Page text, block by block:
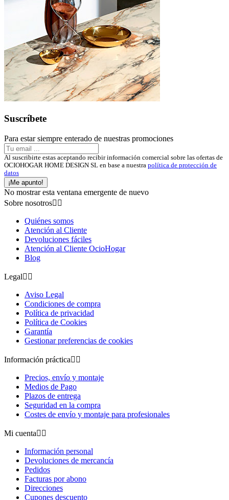
Suscríbete
Para estar siempre enterado de nuestras promociones
Al suscribirte estas aceptando recibir información comercial sobre las ofertas de
OCIOHOGAR HOME DESIGN SL en base a nuestra política de protección de
datos
¡Me apunto!
No mostrar esta ventana emergente de nuevo
Sobre nosotros 
Quiénes somos
Atención al Cliente
Devoluciones fáciles
Atención al Cliente OcioHogar
Blog
Legal 
Aviso Legal
Condiciones de compra
Política de privacidad
Política de Cookies
Garantía
Gestionar preferencias de cookies
Información práctica 
Precios, envío y montaje
Medios de Pago
Plazos de entrega
Seguridad en la compra
Costes de envío y montaje para profesionales
Mi cuenta 
Información personal
Devoluciones de mercancía
Pedidos
Facturas por abono
Direcciones
Cupones descuento